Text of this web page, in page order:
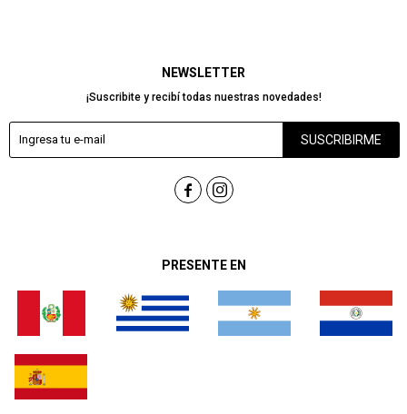
PRESENTE EN
NEWSLETTER
¡Suscribite y recibí todas nuestras novedades!
SUSCRIBIRME
 